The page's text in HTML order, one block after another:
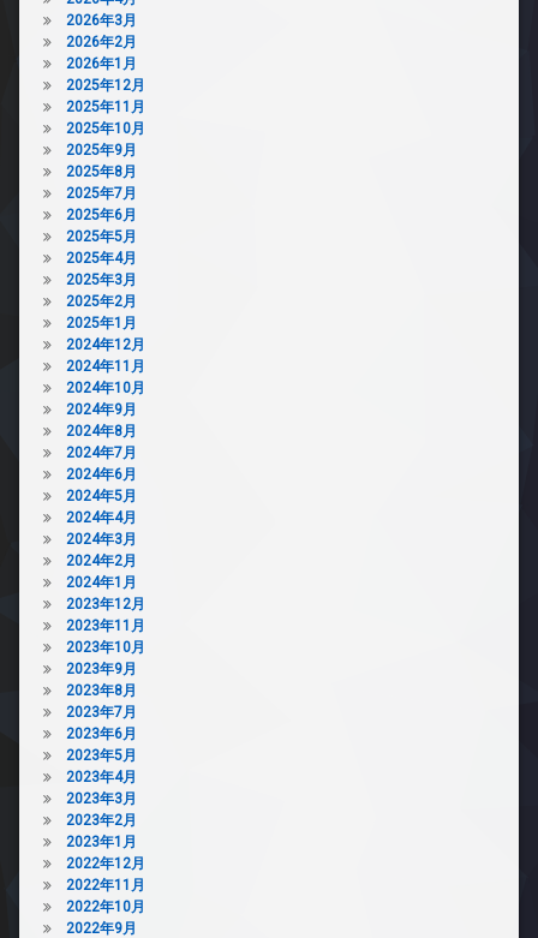
2026年3月
2026年2月
2026年1月
2025年12月
2025年11月
2025年10月
2025年9月
2025年8月
2025年7月
2025年6月
2025年5月
2025年4月
2025年3月
2025年2月
2025年1月
2024年12月
2024年11月
2024年10月
2024年9月
2024年8月
2024年7月
2024年6月
2024年5月
2024年4月
2024年3月
2024年2月
2024年1月
2023年12月
2023年11月
2023年10月
2023年9月
2023年8月
2023年7月
2023年6月
2023年5月
2023年4月
2023年3月
2023年2月
2023年1月
2022年12月
2022年11月
2022年10月
2022年9月